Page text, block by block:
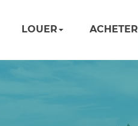
LOUER ACHETER